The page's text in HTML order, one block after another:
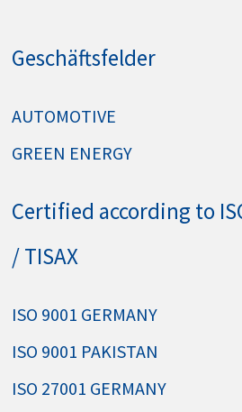
Geschäftsfelder
AUTOMOTIVE
GREEN ENERGY
Certified according to
/ TISAX
ISO 9001 GERMANY
ISO 9001 PAKISTAN
ISO 27001 GERMANY